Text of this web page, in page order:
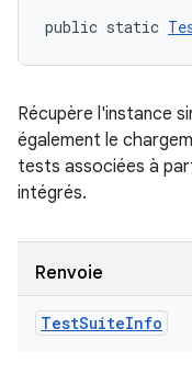
public static
Récupère l'instance
également le
tests associées à
intégrés.
Renvoie
TestSuiteInfo